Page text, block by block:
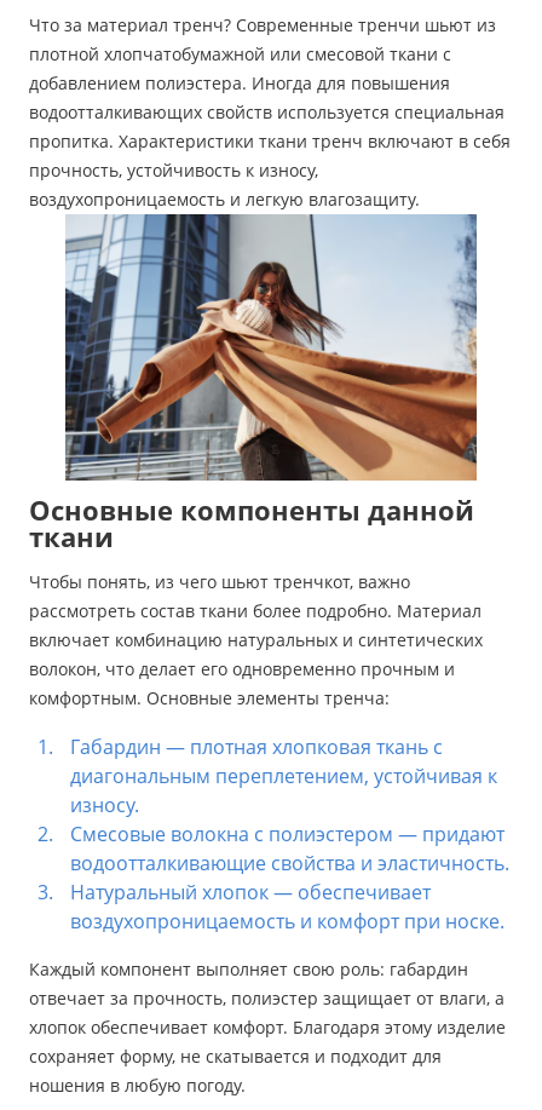
Что за материал тренч? Современные тренчи шьют из
плотной хлопчатобумажной или смесовой ткани с
добавлением полиэстера. Иногда для повышения
водоотталкивающих свойств используется специальная
пропитка. Характеристики ткани тренч включают в себя
прочность, устойчивость к износу,
воздухопроницаемость и легкую влагозащиту.
Основные компоненты данной
ткани
Чтобы понять, из чего шьют тренчкот, важно
рассмотреть состав ткани более подробно. Материал
включает комбинацию натуральных и синтетических
волокон, что делает его одновременно прочным и
комфортным. Основные элементы тренча:
Габардин — плотная хлопковая ткань с
диагональным переплетением, устойчивая к
износу.
Смесовые волокна с полиэстером — придают
водоотталкивающие свойства и эластичность.
Натуральный хлопок — обеспечивает
воздухопроницаемость и комфорт при носке.
Каждый компонент выполняет свою роль: габардин
отвечает за прочность, полиэстер защищает от влаги, а
хлопок обеспечивает комфорт. Благодаря этому изделие
сохраняет форму, не скатывается и подходит для
ношения в любую погоду.